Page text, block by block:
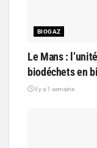
BIOGAZ
Le Mans :
biodéchets en
il y a 1 semaine